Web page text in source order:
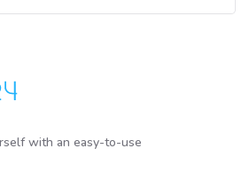
with an easy-to-use